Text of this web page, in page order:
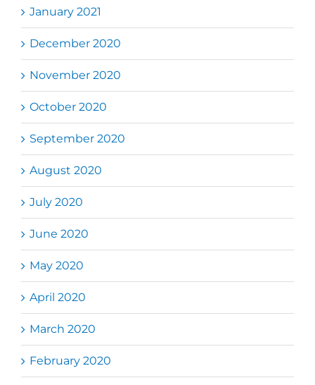
January 2021
December 2020
November 2020
October 2020
September 2020
August 2020
July 2020
June 2020
May 2020
April 2020
March 2020
February 2020